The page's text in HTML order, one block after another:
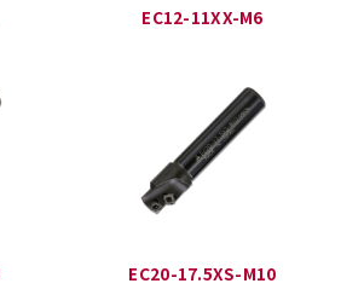
EC12-11XX-M6
EC20-17.5XS-M10